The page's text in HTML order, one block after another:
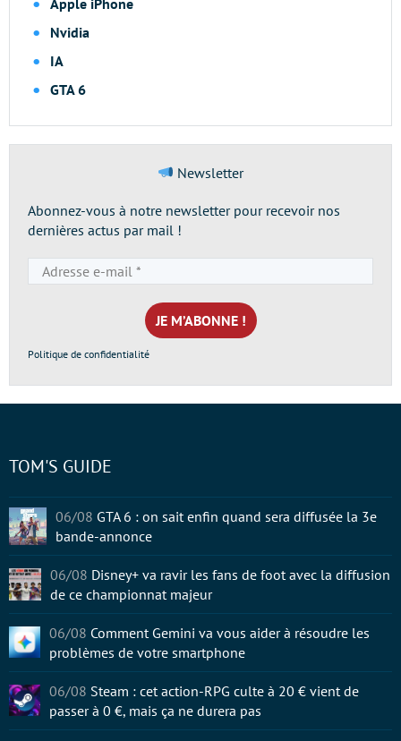
Nvidia
IA
GTA 6
Newsletter
Abonnez-vous à notre newsletter pour recevoir nos
dernières actus par mail !
e-
mail
*
Politique de confidentialité
TOM'S GUIDE
06/08 GTA 6 : on sait enfin quand sera diffusée la 3e
bande-annonce
06/08 Disney+ va ravir les fans de foot avec la diffusion
de ce championnat majeur
06/08 Comment Gemini va vous aider à résoudre les
problèmes de votre smartphone
06/08 Steam : cet action-RPG culte à 20 € vient de
passer à 0 €, mais ça ne durera pas